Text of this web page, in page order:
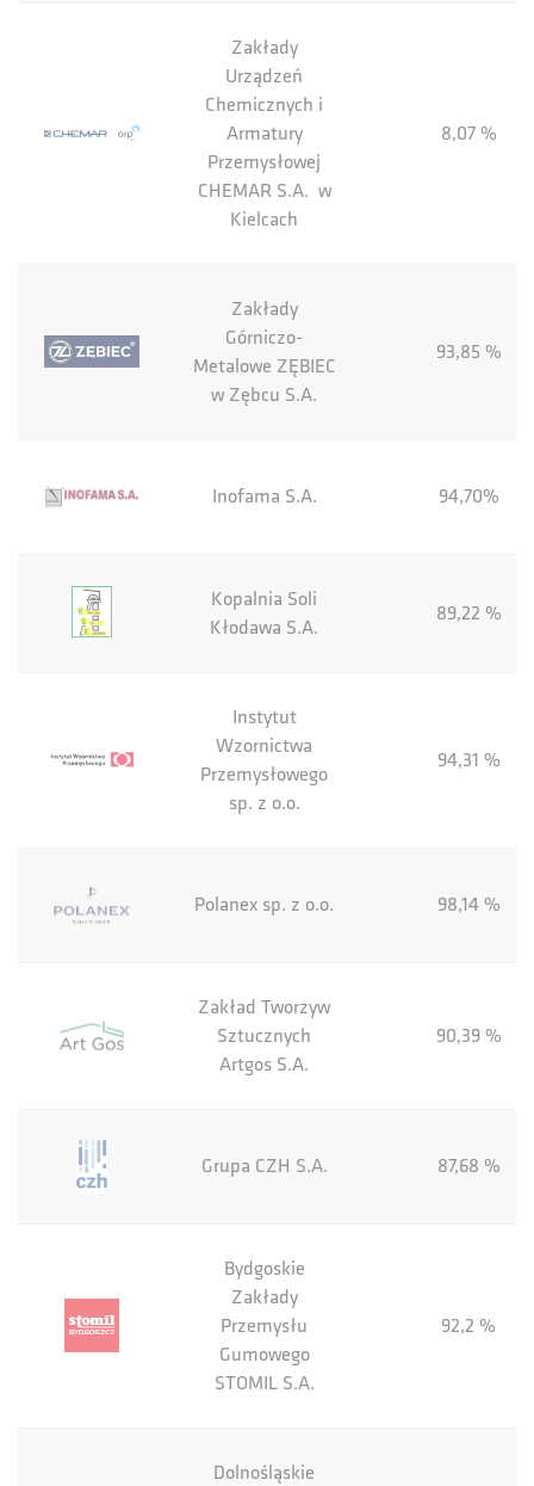
Zakłady
Urządzeń
Chemicznych i
Armatury
Przemysłowej
CHEMAR S.A. w
Kielcach
8,07 %
Zakłady
Górniczo-
Metalowe ZĘBIEC
w Zębcu S.A.
93,85 %
Inofama S.A. 94,70%
Kopalnia Soli
Kłodawa S.A.
89,22 %
Instytut
Wzornictwa
Przemysłowego
sp. z o.o.
94,31 %
Polanex sp. z o.o. 98,14 %
Zakład Tworzyw
Sztucznych
Artgos S.A.
90,39 %
Grupa CZH S.A. 87,68 %
Bydgoskie
Zakłady
Przemysłu
Gumowego
STOMIL S.A.
92,2 %
Dolnośląskie